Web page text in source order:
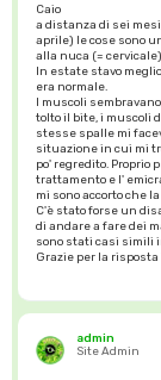
Caio
a distanza di sei
aprile) le cose sono
alla nuca (= cervicale).
In estate stavo
era normale.
I muscoli
tolto il bite, i muscoli
stesse spalle mi
situazione in cui mi
po' regredito. Proprio
trattamento e l'
mi sono accorto che
C'è stato forse un
di andare a fare dei
sono stati casi simili
Grazie per la
admin
Site Admin